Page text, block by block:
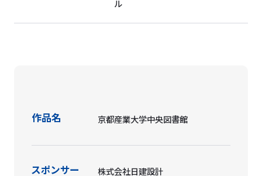
ル
作品名 京都産業大学中央図書館
スポンサー 株式会社日建設計